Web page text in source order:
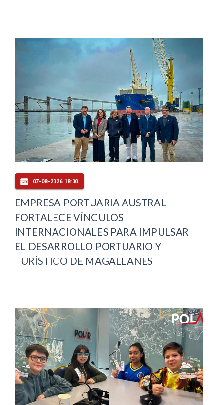
07-08-2026 18:00
EMPRESA PORTUARIA AUSTRAL
FORTALECE VÍNCULOS
INTERNACIONALES PARA IMPULSAR
EL DESARROLLO PORTUARIO Y
TURÍSTICO DE MAGALLANES